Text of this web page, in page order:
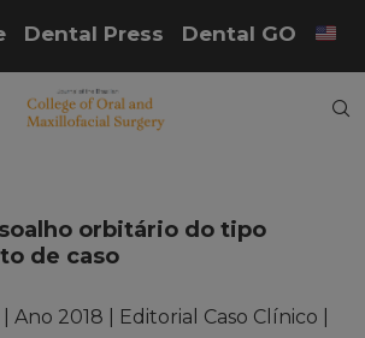
Dental Press Dental GO
orbitário do tipo
de caso
Ano 2018 | Editorial Caso Clínico |